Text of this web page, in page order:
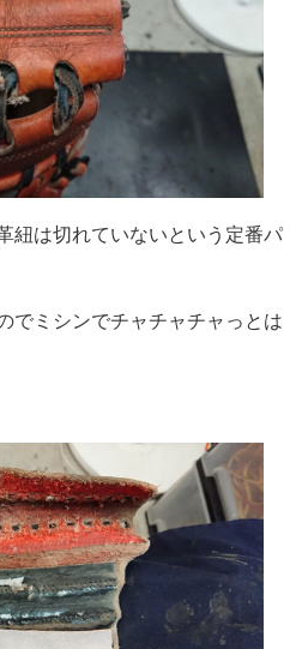
紐は切れていないという定番パ
でミシンでチャチャチャっとは